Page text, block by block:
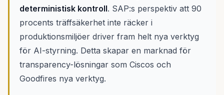
deterministisk kontroll. SAP:s perspektiv att 90
procents träffsäkerhet inte räcker i
produktionsmiljöer driver fram helt nya verktyg
för AI-styrning. Detta skapar en marknad för
transparency-lösningar som Ciscos och
Goodfires nya verktyg.